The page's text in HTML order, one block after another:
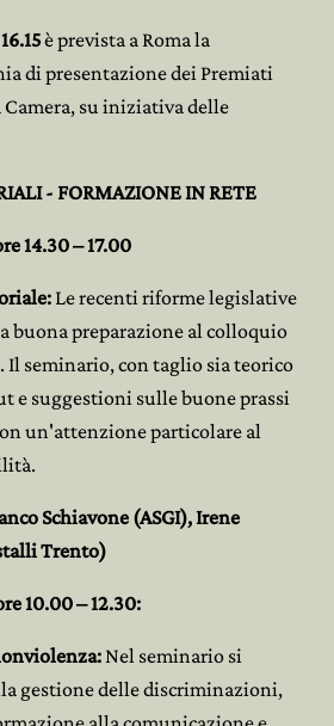
è prevista a Roma la
di presentazione dei Premiati
Camera, su iniziativa delle
- FORMAZIONE IN RETE
14.30 – 17.00
Le recenti riforme legislative
buona preparazione al colloquio
Il seminario, con taglio sia teorico
e suggestioni sulle buone prassi
un'attenzione particolare al
Schiavone (ASGI), Irene
Trento)
10.00 – 12.30:
Nel seminario si
gestione delle discriminazioni,